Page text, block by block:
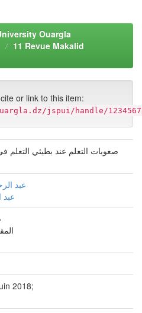
Ouargla
11 Revue Makalid
or link to this item:
jspui/handle/
صعوبات التعلم عند بطيئي التعلم
عبد
عبد
2018;